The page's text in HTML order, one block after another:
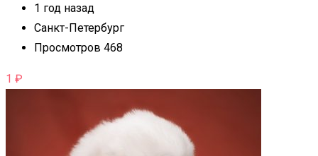
1 год назад
Санкт-Петербург
Просмотров 468
1 ₽